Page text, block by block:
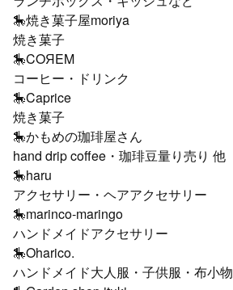
🎠焼き菓子屋moriya
焼き菓子
🎠COЯEM
コーヒー・ドリンク
🎠Caprice
焼き菓子
🎠かもめの珈琲屋さん
hand drip coffee・珈琲豆量り売り 他
🎠haru
アクセサリー・ヘアアクセサリー
🎠marinco-maringo
ハンドメイドアクセサリー
🎠Oharico.
ハンドメイド大人服・子供服・布小物